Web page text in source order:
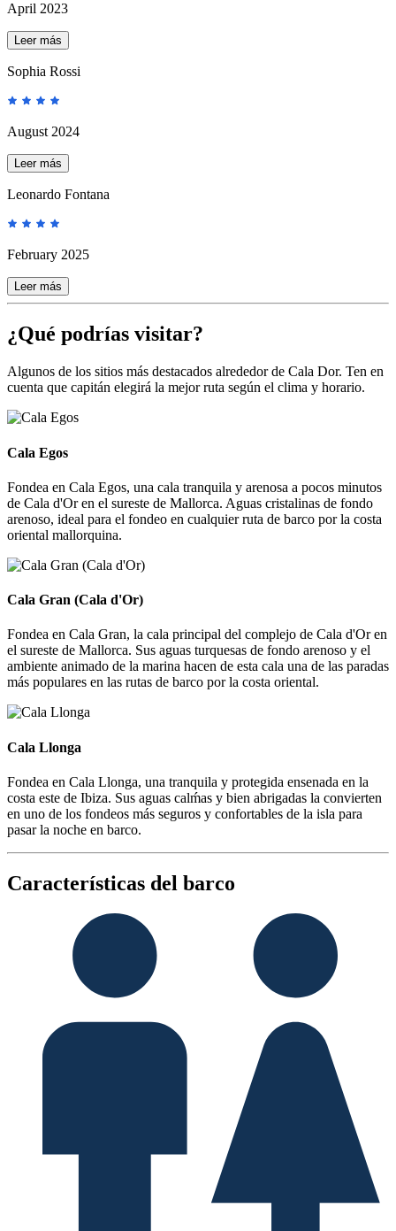
April 2023
Leer más
Sophia Rossi
August 2024
Leer más
Leonardo Fontana
February 2025
Leer más
¿Qué podrías visitar?
Algunos de los sitios más destacados alrededor de Cala Dor. Ten en
cuenta que capitán elegirá la mejor ruta según el clima y horario.
Cala Egos
Cala Egos
Fondea en Cala Egos, una cala tranquila y arenosa a pocos minutos
de Cala d'Or en el sureste de Mallorca. Aguas cristalinas de fondo
arenoso, ideal para el fondeo en cualquier ruta de barco por la costa
oriental mallorquina.
Cala Gran (Cala d'Or)
Cala Gran (Cala d'Or)
Fondea en Cala Gran, la cala principal del complejo de Cala d'Or en
el sureste de Mallorca. Sus aguas turquesas de fondo arenoso y el
ambiente animado de la marina hacen de esta cala una de las paradas
más populares en las rutas de barco por la costa oriental.
Cala Llonga
Cala Llonga
Fondea en Cala Llonga, una tranquila y protegida ensenada en la
costa este de Ibiza. Sus aguas calḿas y bien abrigadas la convierten
en uno de los fondeos más seguros y confortables de la isla para
pasar la noche en barco.
Características del barco